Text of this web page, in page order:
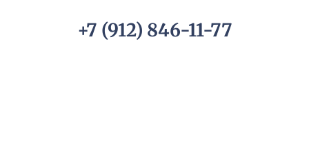
+7 (912) 846-11-77